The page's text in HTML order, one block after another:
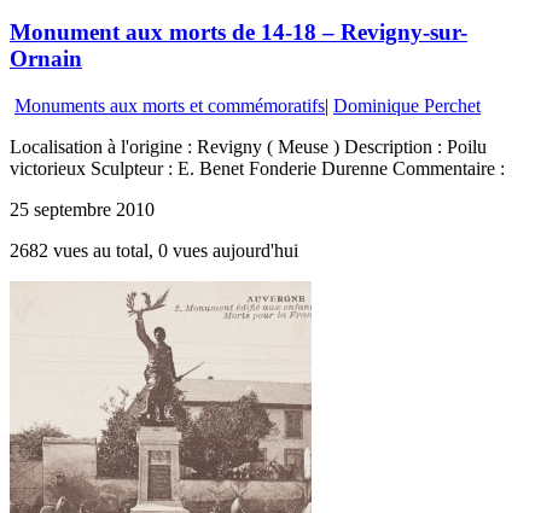
Monument aux morts de 14-18 – Revigny-sur-
Ornain
Monuments aux morts et commémoratifs| Dominique Perchet
Localisation à l'origine : Revigny ( Meuse ) Description : Poilu
victorieux Sculpteur : E. Benet Fonderie Durenne Commentaire :
25 septembre 2010
2682 vues au total, 0 vues aujourd'hui